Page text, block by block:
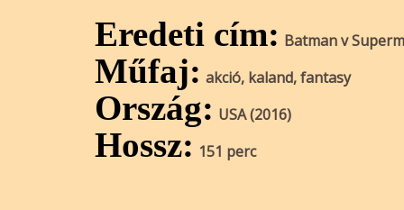
Eredeti cím: Batman v
Műfaj: akció, kaland, fantasy
Ország: USA (2016)
Hossz: 151 perc